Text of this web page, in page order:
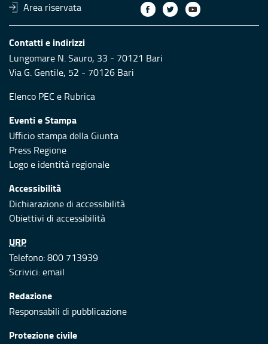
Area riservata
Contatti e indirizzi
Lungomare N. Sauro, 33 - 70121 Bari
Via G. Gentile, 52 - 70126 Bari
Elenco PEC e Rubrica
Eventi e Stampa
Ufficio stampa della Giunta
Press Regione
Logo e identità regionale
Accessibilità
Dichiarazione di accessibilità
Obiettivi di accessibilità
URP
Telefono: 800 713939
Scrivici:email
Redazione
Responsabili di pubblicazione
Protezione civile